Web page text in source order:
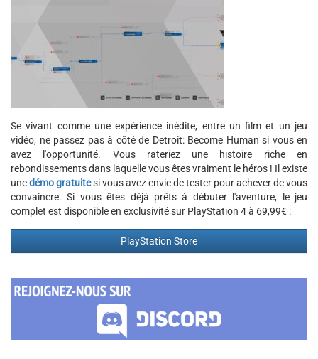
Se vivant comme une expérience inédite, entre un film et un jeu
vidéo, ne passez pas à côté de Detroit: Become Human si vous en
avez l'opportunité. Vous rateriez une histoire riche en
rebondissements dans laquelle vous êtes vraiment le héros ! Il existe
unedémo gratuitesi vous avez envie de tester pour achever de vous
convaincre. Si vous êtes déjà prêts à débuter l'aventure, le jeu
complet est disponible en exclusivité sur PlayStation 4 à 69,99€ :
PlayStation Store